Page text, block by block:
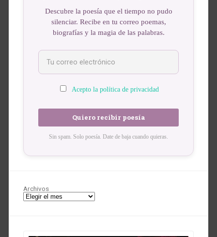
Descubre la poesía que el tiempo no pudo
silenciar. Recibe en tu correo poemas,
biografías y la magia de las palabras.
Acepto la política de privacidad
Sin spam. Solo poesía. Date de baja cuando quieras.
Archivos